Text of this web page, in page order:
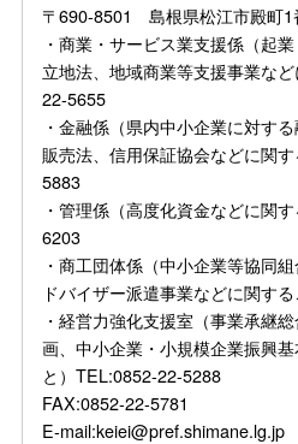
〒690-8501 島根県松江市殿町1
・商業・サービス業支援係（起
立地法、地域商業等支援事業な
22-5655
・金融係（県内中小企業に対す
販売法、信用保証協会などに関
5883
・管理係（高度化資金などに関
6203
・商工団体係（中小企業等協同
ドバイザー派遣事業などに関す
・経営力強化支援室（事業承継
画、中小企業・小規模企業振興
と）TEL:0852-22-5288
FAX:0852-22-5781
E-mail:keiei@pref.shimane.lg.jp